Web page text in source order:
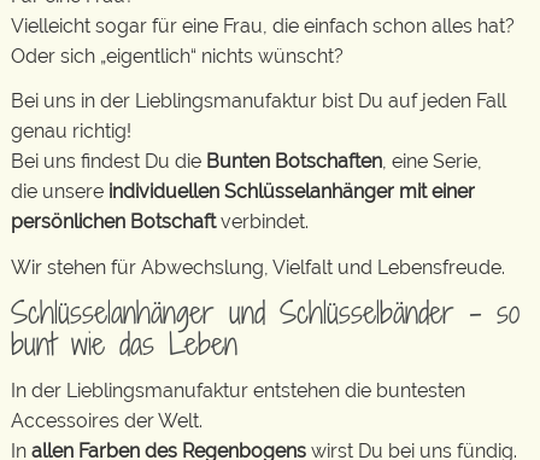
Vielleicht sogar für eine Frau, die einfach schon alles hat?
Oder sich „eigentlich“ nichts wünscht?
Bei uns in der Lieblingsmanufaktur bist Du auf jeden Fall
genau richtig!
Bei uns findest Du die Bunten Botschaften, eine Serie,
die unsere individuellen Schlüsselanhänger mit einer
persönlichen Botschaftverbindet.
Wir stehen für Abwechslung, Vielfalt und Lebensfreude.
Schlüsselanhänger und Schlüsselbänder – so
bunt wie das Leben
In der Lieblingsmanufaktur entstehen die buntesten
Accessoires der Welt.
In allen Farben des Regenbogens wirst Du bei uns fündig.